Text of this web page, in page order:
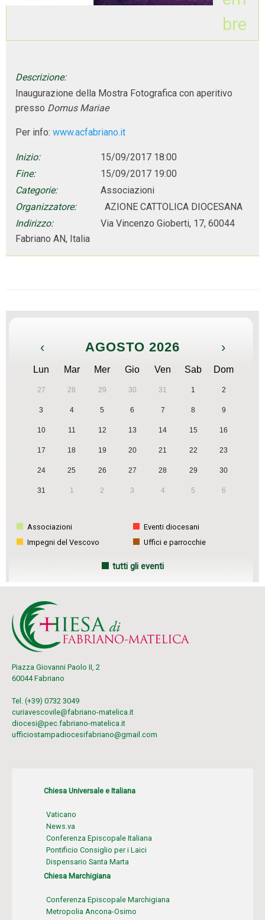
bre
Descrizione:
Inaugurazione della Mostra Fotografica con aperitivo
presso Domus Mariae
Per info: www.acfabriano.it
Inizio:
15/09/2017 18:00
Fine:
15/09/2017 19:00
Categorie:
Associazioni
Organizzatore:
AZIONE CATTOLICA DIOCESANA
Indirizzo:
Via Vincenzo Gioberti, 17, 60044
Fabriano AN, Italia
‹ AGOSTO 2026 ›
Lun Mar Mer Gio Ven Sab Dom
27 28 29 30 31 1 2
3 4 5 6 7 8 9
10 11 12 13 14 15 16
17 18 19 20 21 22 23
24 25 26 27 28 29 30
31 1 2 3 4 5 6
Associazioni
Eventi diocesani
Impegni del Vescovo
Uffici e parrocchie
tutti gli eventi
Piazza Giovanni Paolo II, 2
60044 Fabriano
Tel. (+39) 0732 3049
curiavescovile@fabriano-matelica.it
diocesi@pec.fabriano-matelica.it
ufficiostampadiocesifabriano@gmail.com
Chiesa Universale e Italiana
Vaticano
News.va
Conferenza Episcopale Italiana
Pontificio Consiglio per i Laici
Dispensario Santa Marta
Chiesa Marchigiana
Conferenza Episcopale Marchigiana
Metropolia Ancona-Osimo